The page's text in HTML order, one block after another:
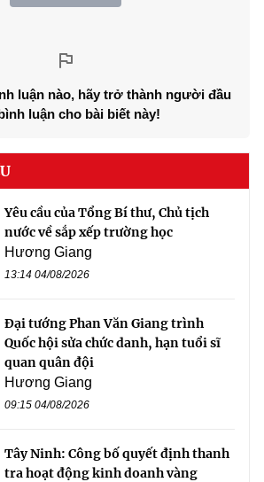
luận nào, hãy trở thành người đầu
luận cho bài biết này!
Yêu cầu của Tổng Bí thư, Chủ tịch
nước về sắp xếp trường học
Hương Giang
13:14 04/08/2026
Đại tướng Phan Văn Giang trình
Quốc hội sửa chức danh, hạn tuổi sĩ
quan quân đội
Hương Giang
09:15 04/08/2026
Tây Ninh: Công bố quyết định thanh
tra hoạt động kinh doanh vàng